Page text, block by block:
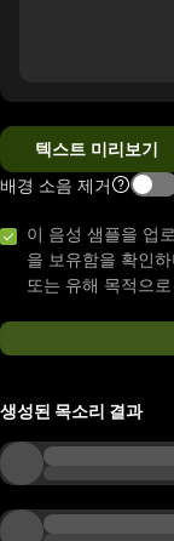
텍스트 미리보기
배경 소음 제거
이 음성 샘플을 업
을 보유함을 확인
또는 유해 목적으
생성된 목소리 결과